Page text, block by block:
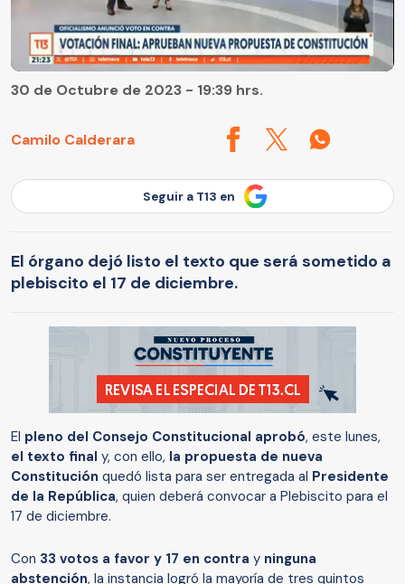
Camilo Calderara
30 de Octubre de 2023 - 19:39 hrs.
Seguir a T13 en
El órgano dejó listo el texto que será sometido a
plebiscito el 17 de diciembre.
El pleno del Consejo Constitucional aprobó, este lunes,
el texto final y, con ello, la propuesta de nueva
Constitución quedó lista para ser entregada al Presidente
de la República, quien deberá convocar a Plebiscito para el
17 de diciembre.
Con 33 votos a favor y 17 en contra y ninguna
abstención, la instancia logró la mayoría de tres quintos